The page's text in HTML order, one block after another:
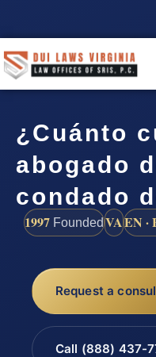
¿Cuánto
abogado
condado
1997 FoundedVAEN ·
Request a
Call (888) 437-